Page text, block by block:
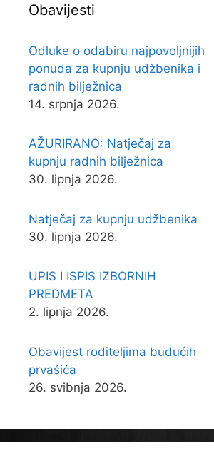
Obavijesti
Odluke o odabiru najpovoljnijih
ponuda za kupnju udžbenika i
radnih bilježnica
14. srpnja 2026.
AŽURIRANO: Natječaj za
kupnju radnih bilježnica
30. lipnja 2026.
Natječaj za kupnju udžbenika
30. lipnja 2026.
UPIS I ISPIS IZBORNIH
PREDMETA
2. lipnja 2026.
Obavijest roditeljima budućih
prvašića
26. svibnja 2026.